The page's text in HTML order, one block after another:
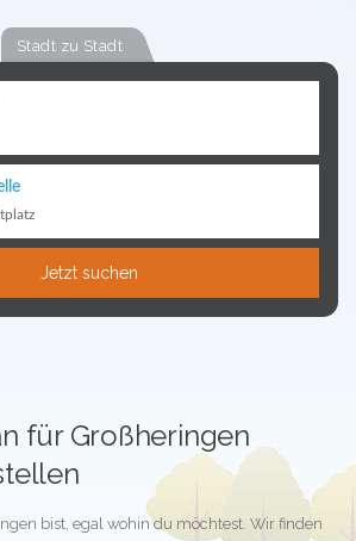
Stadt zu Stadt
Jetzt suchen
für Großheringen
bist, egal wohin du möchtest. Wir finden